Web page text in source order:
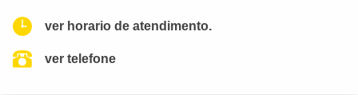
ver horario de atendimento.
ver telefone